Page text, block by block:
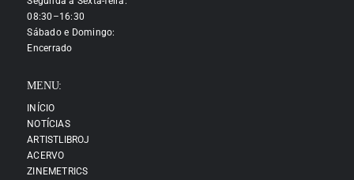
08:30–16:30
Sábado e Domingo:
Encerrado
MENU:
INÍCIO
NOTÍCIAS
ARTISTLIBROJ
ACERVO
ZINEMETRICS